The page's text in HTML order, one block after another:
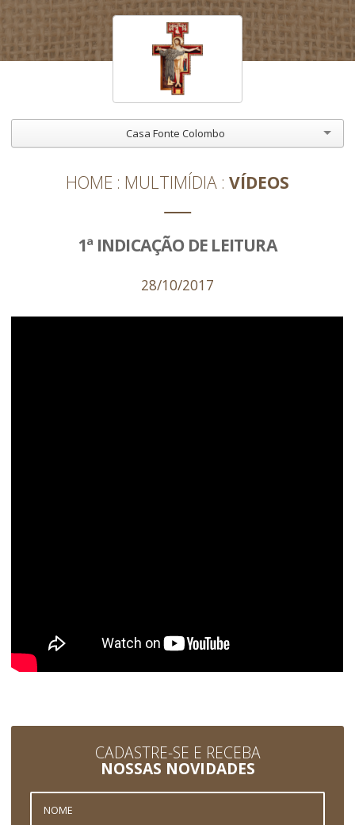
Casa Fonte Colombo
HOME MULTIMÍDIA VÍDEOS
1ª INDICAÇÃO DE LEITURA
28/10/2017
CADASTRE-SE E RECEBA
NOSSAS NOVIDADES